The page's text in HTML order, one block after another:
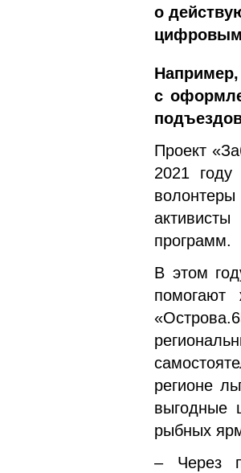
о
Например,
с
Проект
2021 году
программ.
В этом
помогают
регионе
выгодные
рыбных
– Через